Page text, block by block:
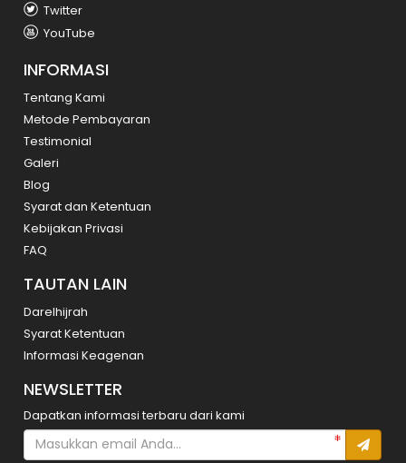
Twitter
YouTube
INFORMASI
Tentang Kami
Metode Pembayaran
Testimonial
Galeri
Blog
Syarat dan Ketentuan
Kebijakan Privasi
FAQ
TAUTAN LAIN
Darelhijrah
Syarat Ketentuan
Informasi Keagenan
NEWSLETTER
Dapatkan informasi terbaru dari kami